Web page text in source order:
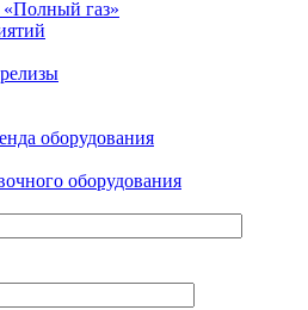
«Полный газ»
оборудования
оборудования